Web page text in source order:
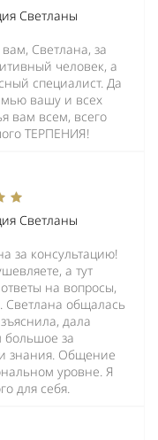
Светланы
Светлана, за
человек, а
специалист. Да
вашу и всех
вам всем, всего
ТЕРПЕНИЯ!
Светланы
за консультацию!
а тут
на вопросы,
Светлана общалась
дала
большое за
знания. Общение
уровне. Я
для себя.